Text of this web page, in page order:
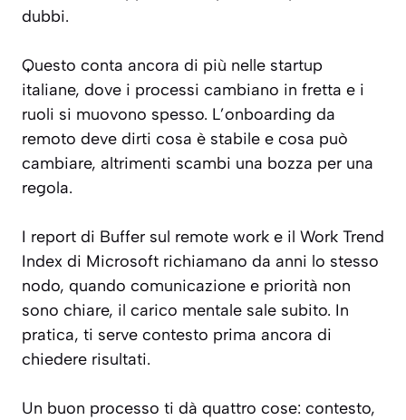
dubbi.
Questo conta ancora di più nelle startup
italiane, dove i processi cambiano in fretta e i
ruoli si muovono spesso. L’onboarding da
remoto deve dirti cosa è stabile e cosa può
cambiare, altrimenti scambi una bozza per una
regola.
I report di Buffer sul remote work e il Work Trend
Index di Microsoft richiamano da anni lo stesso
nodo, quando comunicazione e priorità non
sono chiare, il carico mentale sale subito. In
pratica, ti serve contesto prima ancora di
chiedere risultati.
Un buon processo ti dà quattro cose: contesto,